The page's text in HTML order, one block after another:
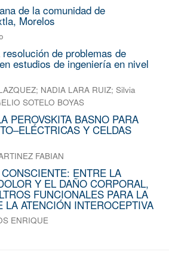
de la comunidad de
Morelos
de problemas de
estudios de ingeniería en nivel
; NADIA LARA RUIZ; Silvia
SOTELO BOYAS
PEROVSKITA BASNO PARA
Y CELDAS
FABIAN
ENTRE LA
Y EL DAÑO CORPORAL,
FUNCIONALES PARA LA
LA ATENCIÓN INTEROCEPTIVA
ENRIQUE